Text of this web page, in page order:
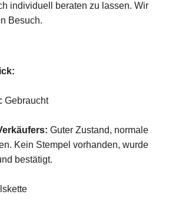
individuell beraten zu lassen. Wir
Besuch.
Gebraucht
Guter Zustand, normale
Kein Stempel vorhanden, wurde
bestätigt.